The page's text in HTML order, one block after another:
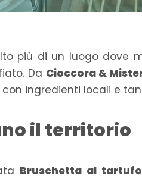
più di un luogo dove
Da Cioccora &
ingredienti locali e
il territorio
Bruschetta al tartufo